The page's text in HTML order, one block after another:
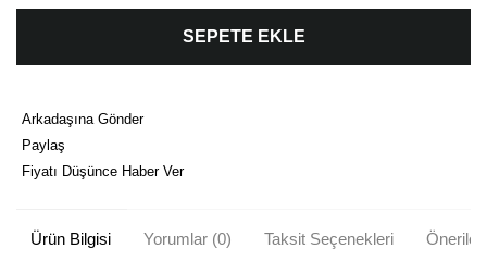
SEPETE EKLE
Arkadaşına Gönder
Paylaş
Fiyatı Düşünce Haber Ver
Ürün Bilgisi Yorumlar (0) Taksit Seçenekleri